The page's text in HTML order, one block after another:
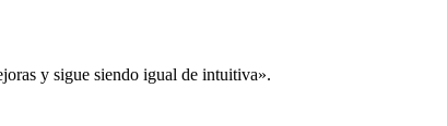
y sigue siendo igual de intuitiva».